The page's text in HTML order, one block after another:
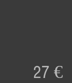
27 €